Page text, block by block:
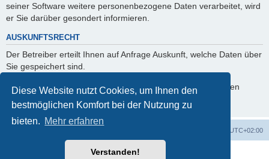
Diese Website nutzt Cookies, um Ihnen den
bestmöglichen Komfort bei der Nutzung zu
bieten. Mehr erfahren
Verstanden!
seiner Software weitere personenbezogene Daten verarbeitet, wird
er Sie darüber gesondert informieren.
AUSKUNFTSRECHT
Der Betreiber erteilt Ihnen auf Anfrage Auskunft, welche Daten über
Sie gespeichert sind.
Sie können jederzeit die Löschung bzw. Sperrung Ihrer Daten
verlangen. Kontaktieren Sie hierzu bitte den Betreiber.
UTC+02:00
Powered byphpBB® Forum Software © phpBB Limited